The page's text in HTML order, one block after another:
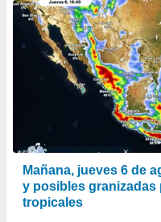
Mañana, jueves 6 de
y posibles
tropicales